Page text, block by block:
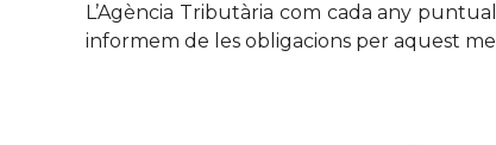
L’Agència Tributària com cada any
informem de les obligacions per aquest